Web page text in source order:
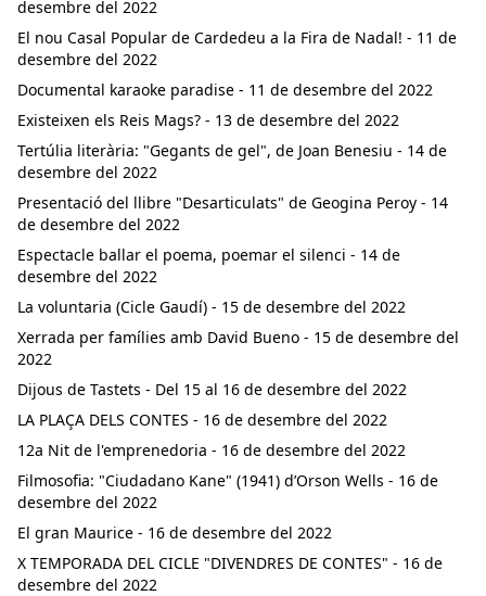
desembre del 2022
El nou Casal Popular de Cardedeu a la Fira de Nadal! - 11 de
desembre del 2022
Documental karaoke paradise - 11 de desembre del 2022
Existeixen els Reis Mags? - 13 de desembre del 2022
Tertúlia literària: "Gegants de gel", de Joan Benesiu - 14 de
desembre del 2022
Presentació del llibre "Desarticulats" de Geogina Peroy - 14
de desembre del 2022
Espectacle ballar el poema, poemar el silenci - 14 de
desembre del 2022
La voluntaria (Cicle Gaudí) - 15 de desembre del 2022
Xerrada per famílies amb David Bueno - 15 de desembre del
2022
Dijous de Tastets - Del 15 al 16 de desembre del 2022
LA PLAÇA DELS CONTES - 16 de desembre del 2022
12a Nit de l'emprenedoria - 16 de desembre del 2022
Filmosofia: "Ciudadano Kane" (1941) d’Orson Wells - 16 de
desembre del 2022
El gran Maurice - 16 de desembre del 2022
X TEMPORADA DEL CICLE "DIVENDRES DE CONTES" - 16 de
desembre del 2022